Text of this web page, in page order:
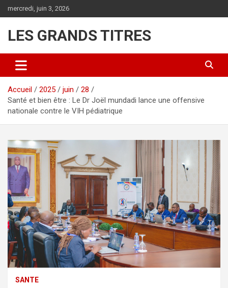
au
mercredi, juin 3, 2026
LES GRANDS TITRES
Accueil 2025 juin
28
Santé et bien être : Le Dr Joël mundadi lance une offensive
nationale contre le VIH pédiatrique
SANTE